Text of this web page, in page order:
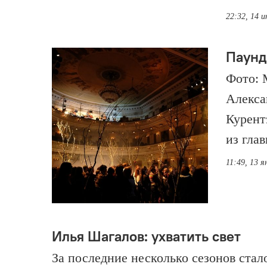
22:32, 14
Фото:
из
11:49, 13
Илья Шагалов: ухватить свет
За последние несколько сезонов